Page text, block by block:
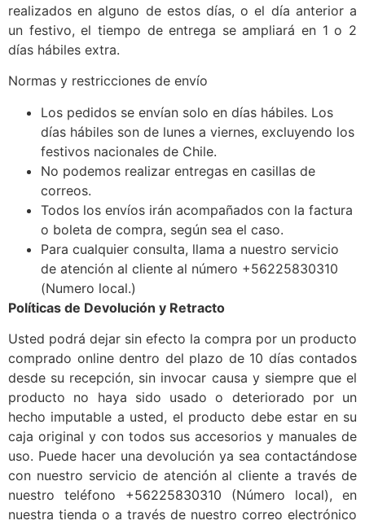
realizados en alguno de estos días, o el día anterior a
un festivo, el tiempo de entrega se ampliará en 1 o 2
días hábiles extra.
Normas y restricciones de envío
Los pedidos se envían solo en días hábiles. Los
días hábiles son de lunes a viernes, excluyendo los
festivos nacionales de Chile.
No podemos realizar entregas en casillas de
correos.
Todos los envíos irán acompañados con la factura
o boleta de compra, según sea el caso.
Para cualquier consulta, llama a nuestro servicio
de atención al cliente al número +56225830310
(Numero local.)
Políticas de Devolución y Retracto
Usted podrá dejar sin efecto la compra por un producto
comprado online dentro del plazo de 10 días contados
desde su recepción, sin invocar causa y siempre que el
producto no haya sido usado o deteriorado por un
hecho imputable a usted, el producto debe estar en su
caja original y con todos sus accesorios y manuales de
uso. Puede hacer una devolución ya sea contactándose
con nuestro servicio de atención al cliente a través de
nuestro teléfono +56225830310 (Número local), en
nuestra tienda o a través de nuestro correo electrónico